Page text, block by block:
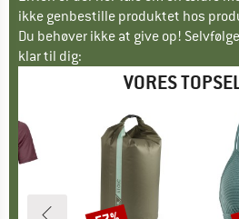
ikke genbestille produktet hos
Du behøver ikke at give op!
klar til dig:
VORES